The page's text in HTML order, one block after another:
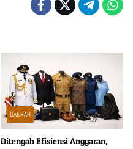
DAERAH
Ditengah Efisiensi Anggaran,